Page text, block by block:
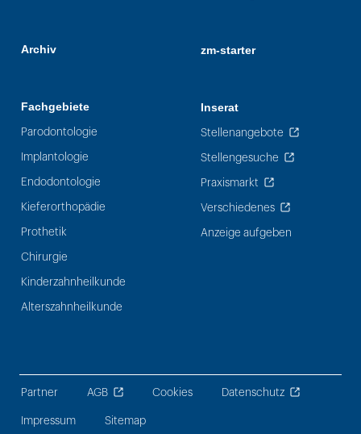
Archiv
Fachgebiete
Parodontologie
Implantologie
Endodontologie
Kieferorthopädie
Prothetik
Chirurgie
Kinderzahnheilkunde
Alterszahnheilkunde
zm-starter
Inserat
Stellenangebote
Stellengesuche
Praxismarkt
Verschiedenes
Anzeige aufgeben
Partner AGB Cookies Datenschutz
Impressum Sitemap